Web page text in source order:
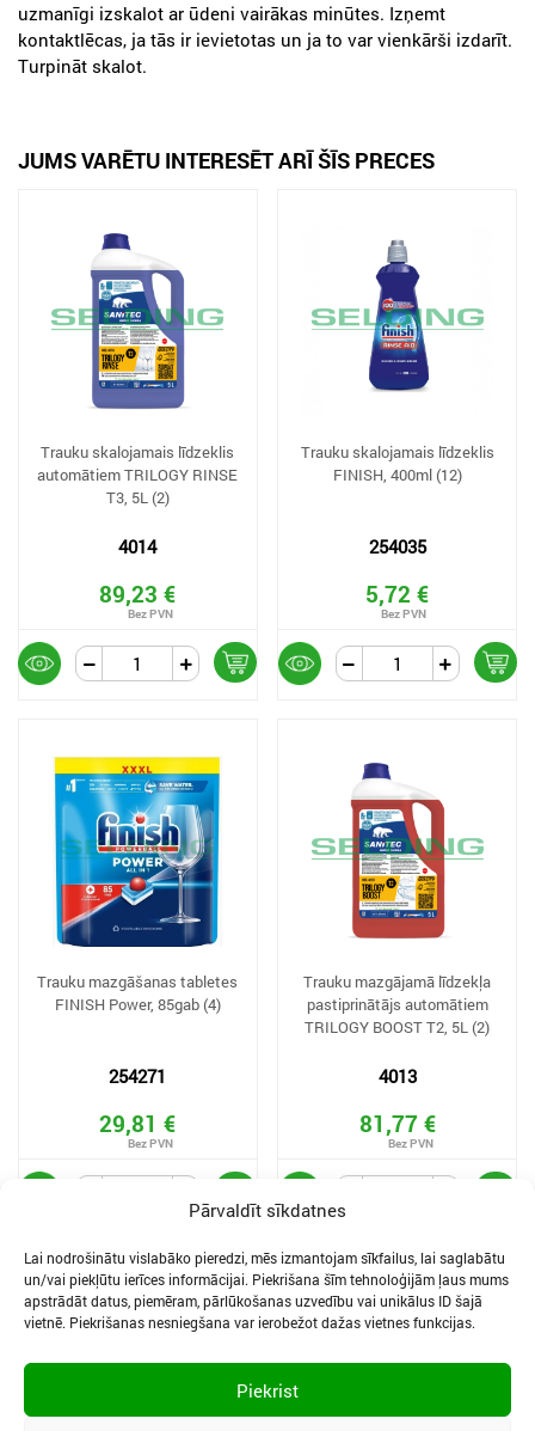
Pārvaldīt sīkdatnes
Lai nodrošinātu vislabāko pieredzi, mēs izmantojam sīkfailus, lai saglabātu
un/vai piekļūtu ierīces informācijai. Piekrišana šīm tehnoloģijām ļaus mums
apstrādāt datus, piemēram, pārlūkošanas uzvedību vai unikālus ID šajā
vietnē. Piekrišanas nesniegšana var ierobežot dažas vietnes funkcijas.
Piekrist
uzmanīgi izskalot ar ūdeni vairākas minūtes. Izņemt
kontaktlēcas, ja tās ir ievietotas un ja to var vienkārši izdarīt.
Turpināt skalot.
JUMS VARĒTU INTERESĒT ARĪ ŠĪS PRECES
Trauku skalojamais līdzeklis
automātiem TRILOGY RINSE
T3, 5L (2)
4014
89,23 €
Trauku skalojamais līdzeklis
FINISH, 400ml (12)
254035
5,72 €
Trauku mazgāšanas tabletes
FINISH Power, 85gab (4)
254271
29,81 €
Trauku mazgājamā līdzekļa
pastiprinātājs automātiem
TRILOGY BOOST T2, 5L (2)
4013
81,77 €
LIETOŠANAS NOTEIKUMI